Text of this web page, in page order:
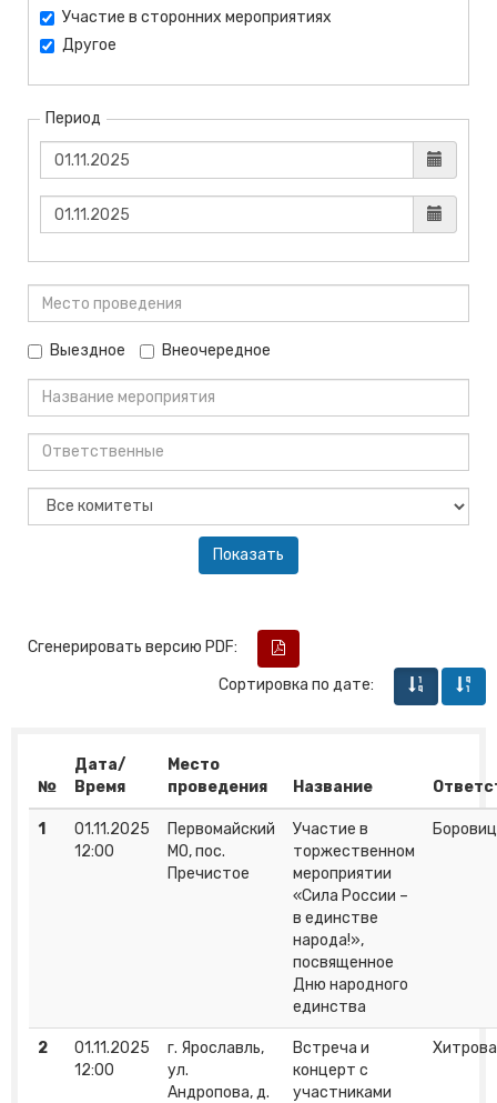
Участие в сторонних мероприятиях
Другое
Период
Выездное Внеочередное
Сгенерировать версию PDF:
Сортировка по дате:
№
Дата/
Время
Место
проведения
Название
1
01.11.2025
12:00
Первомайский
МО, пос.
Пречистое
Участие в
торжественном
мероприятии
«Сила России –
в единстве
народа!»,
посвященное
Дню народного
единства
2
01.11.2025
12:00
г. Ярославль,
ул.
Андропова, д.
Встреча и
концерт с
участниками